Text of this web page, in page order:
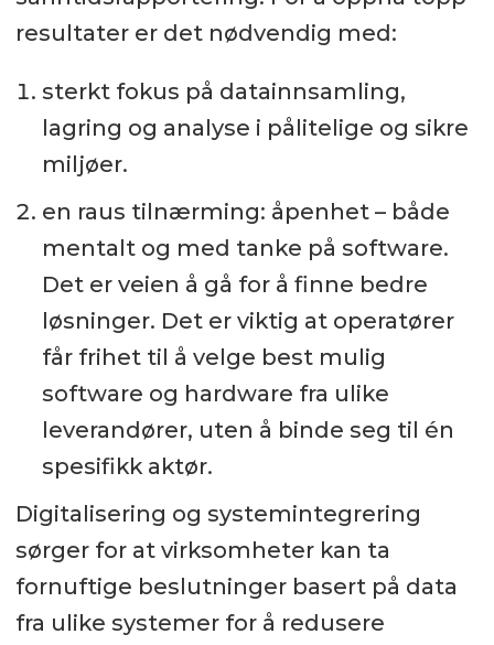
resultater er det nødvendig med:
sterkt fokus på datainnsamling,
lagring og analyse i pålitelige og sikre
miljøer.
en raus tilnærming: åpenhet – både
mentalt og med tanke på software.
Det er veien å gå for å finne bedre
løsninger. Det er viktig at operatører
får frihet til å velge best mulig
software og hardware fra ulike
leverandører, uten å binde seg til én
spesifikk aktør.
Digitalisering og systemintegrering
sørger for at virksomheter kan ta
fornuftige beslutninger basert på data
fra ulike systemer for å redusere